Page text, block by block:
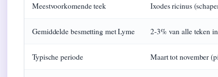
Meestvoorkomende teek Ixodes ricinus
Gemiddelde besmetting met Lyme 2-3% van alle teken
Typische periode Maart tot november